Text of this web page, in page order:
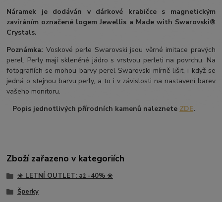
Náramek je dodáván v dárkové krabičce s magnetickým
zavíráním označené logem Jewellis a Made with Swarovski®
Crystals.
Poznámka: Voskové perle Swarovski jsou věrné imitace pravých
perel. Perly mají skleněné jádro s vrstvou perleti na povrchu. Na
fotografiích se mohou barvy perel Swarovski mírně lišit, i když se
jedná o stejnou barvu perly, a to i v závislosti na nastavení barev
vašeho monitoru.
Popis jednotlivých přírodních kamenů naleznete ZDE.
Zboží zařazeno v kategoriích
☀️ LETNÍ OUTLET: až -40% ☀️
Šperky